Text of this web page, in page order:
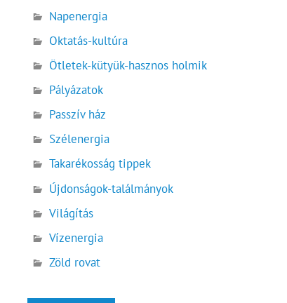
Napenergia
Oktatás-kultúra
Ötletek-kütyük-hasznos holmik
Pályázatok
Passzív ház
Szélenergia
Takarékosság tippek
Újdonságok-találmányok
Világítás
Vízenergia
Zöld rovat